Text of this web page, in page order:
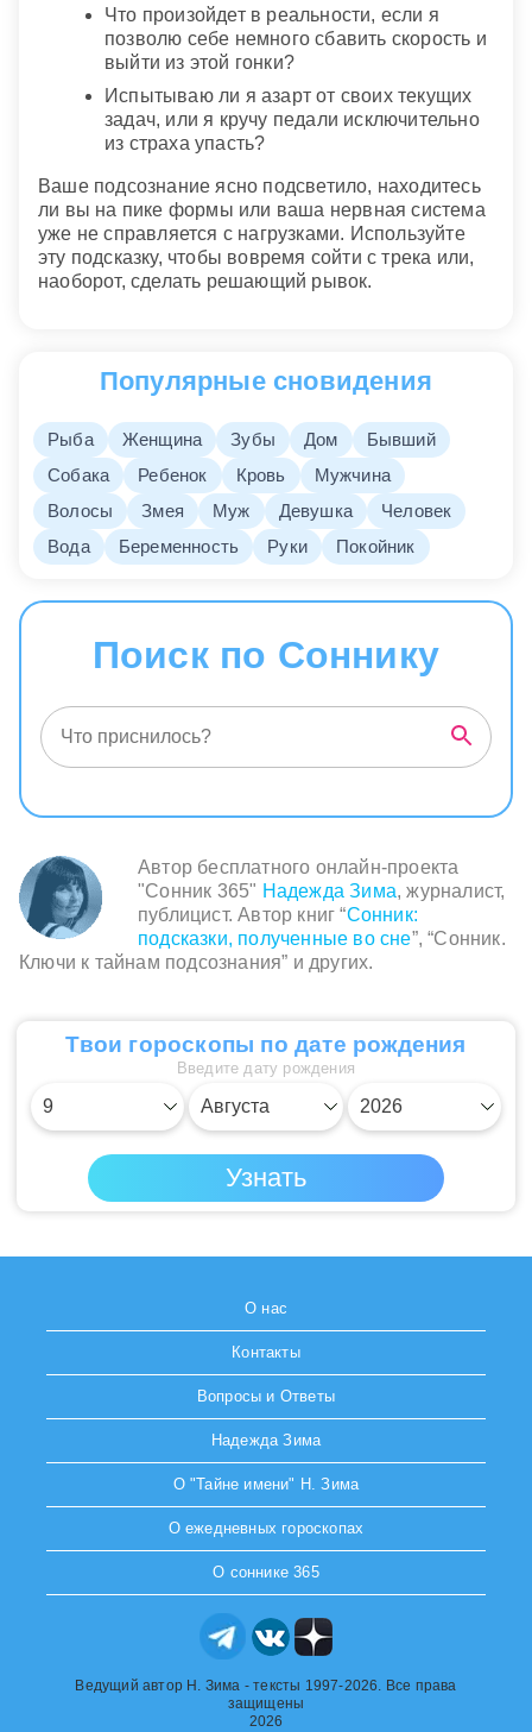
Что произойдет в реальности, если я
позволю себе немного сбавить скорость и
выйти из этой гонки?
Испытываю ли я азарт от своих текущих
задач, или я кручу педали исключительно
из страха упасть?
Ваше подсознание ясно подсветило, находитесь
ли вы на пике формы или ваша нервная система
уже не справляется с нагрузками. Используйте
эту подсказку, чтобы вовремя сойти с трека или,
наоборот, сделать решающий рывок.
Популярные сновидения
Рыба Женщина Зубы Дом
Бывший
Собака
Ребенок Кровь
Мужчина
Волосы
Змея Муж Девушка
Человек
Вода
Беременность Руки Покойник
Поиск по Соннику
Автор бесплатного онлайн-проекта
"Сонник 365" Надежда Зима, журналист,
публицист. Автор книг “Сонник:
подсказки, полученные во сне”, “Сонник.
Ключи к тайнам подсознания” и других.
Твои гороскопы по дате рождения
Введите дату рождения
О нас
Контакты
Вопросы и Ответы
Надежда Зима
О "Тайне имени" Н. Зима
О ежедневных гороскопах
О соннике 365
Ведущий автор Н. Зима - тексты 1997-2026. Все права
защищены
2026